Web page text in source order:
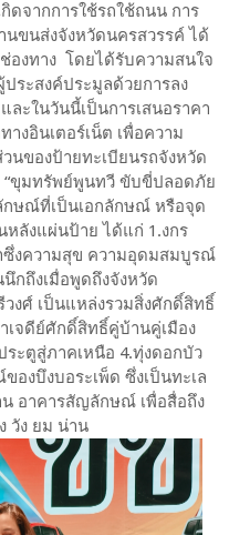
ดจากการใช้รถใช้ถนน การ
นขนส่งจังหวัดนครสวรรค์ ได้
องทาง โดยได้รับความสนใจ
ระสงค์ประมูลด้วยการลง
ละในวันนี้เป็นการเสนอราคา
างอินเตอร์เน็ต เพื่อความ
นของป้ายทะเบียนรถจังหวัด
“ขุมทรัพย์พูนทวี ขับขี่ปลอดภัย
กษณ์ที่เป็นเอกลักษณ์ หรือจุด
หลังแผ่นป้าย ได้แก่ 1.งกร
งความสุข ความอุดมสมบูรณ์
กถึงเมื่อพูดถึงจังหวัด
งศ์ เป็นแหล่งรวมสิ่งศักดิ์สิทธิ์
จดีย์ศักดิ์สิทธิ์คู่บ้านคู่เมือง
ระตูสู่ภาคเหนือ 4.ทุ่งดอกบัว
องบึงบอระเพ็ด ซึ่งเป็นทะเล
อาคารสัญลักษณ์ เพื่อสื่อถึง
วัง ยม น่าน